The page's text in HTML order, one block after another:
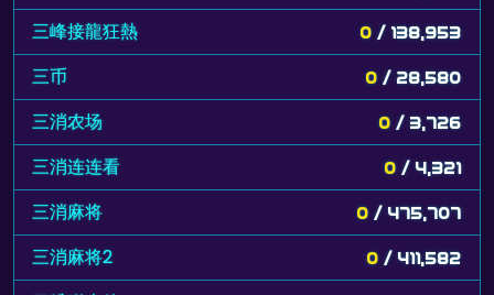
三峰接龍狂熱 0 / 138,953
三币 0 / 28,580
三消农场 0 / 3,726
三消连连看 0 / 4,321
三消麻将 0 / 475,707
三消麻将2 0 / 411,582